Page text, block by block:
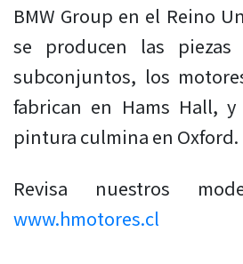
BMW Group en el Reino
se producen las
subconjuntos, los
fabrican en Hams Hall,
pintura culmina en Oxford.
Revisa nuestros
www.hmotores.cl